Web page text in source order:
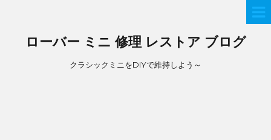
ローバー ミニ 修理 レストア ブログ
クラシックミニをDIYで維持しよう～